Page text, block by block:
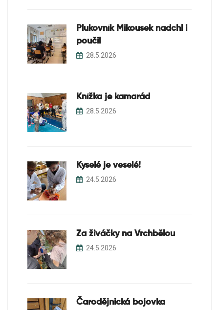
Plukovník Mikousek nadchl i
poučil
28.5.2026
Knížka je kamarád
28.5.2026
Kyselé je veselé!
24.5.2026
Za živáčky na Vrchbělou
24.5.2026
Čarodějnická bojovka